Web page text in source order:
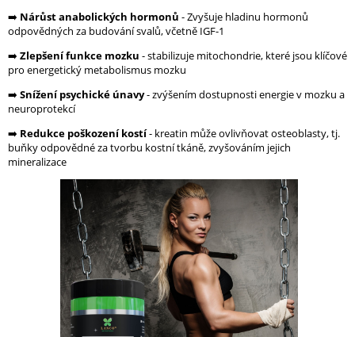
➡️ Nárůst anabolických hormonů - Zvyšuje hladinu hormonů
odpovědných za budování svalů, včetně IGF-1
➡️ Zlepšení funkce mozku - stabilizuje mitochondrie, které jsou klíčové
pro energetický metabolismus mozku
➡️ Snížení psychické únavy- zvýšením dostupnosti energie v mozku a
neuroprotekcí
➡️ Redukce poškození kostí- kreatin může ovlivňovat osteoblasty, tj.
buňky odpovědné za tvorbu kostní tkáně, zvyšováním jejich
mineralizace